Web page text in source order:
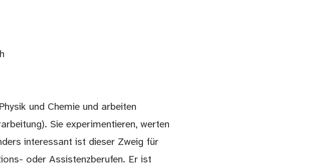
und Chemie und arbeiten
Sie experimentieren, werten
interessant ist dieser Zweig für
oder Assistenzberufen. Er ist